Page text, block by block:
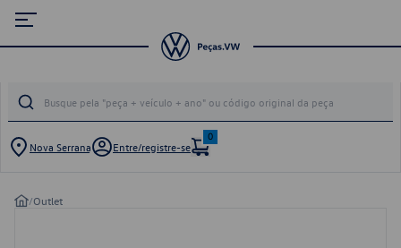
Nova Serrana Entre/registre-se
0
/Outlet